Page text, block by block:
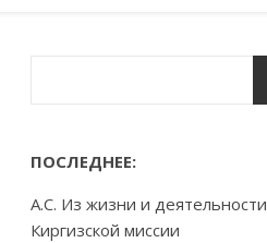
ПОСЛЕДНЕЕ:
А.С. Из жизни и деятельности
Киргизской миссии